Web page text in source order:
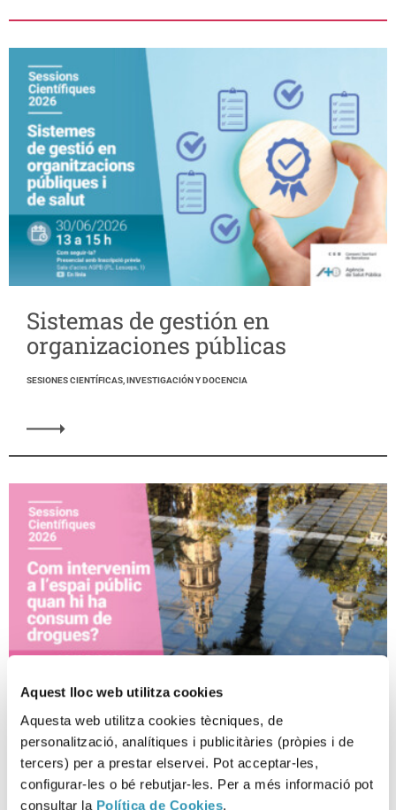
Aquest lloc web utilitza cookies
Aquesta web utilitza cookies tècniques, de
personalització, analítiques i publicitàries (pròpies i de
tercers) per a prestar elservei. Pot acceptar-les,
configurar-les o bé rebutjar-les. Per a més informació pot
consultar la Política de Cookies.
Sistemas de gestión en
organizaciones públicas
SESIONES CIENTÍFICAS, INVESTIGACIÓN Y DOCENCIA
¿Cómo intervenimos en el
espacio público cuándo hay